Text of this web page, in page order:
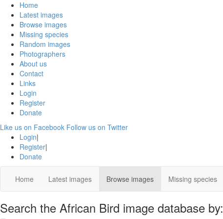
Home
Latest images
Browse images
Missing species
Random images
Photographers
About us
Contact
Links
Login
Register
Donate
Like us on Facebook Follow us on Twitter
Login|
Register|
Donate
Home Latest images Browse images Missing species
Search the African Bird image database by: